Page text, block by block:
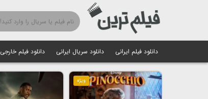
دانلود فیلم ایرانی دانلود سریال ایرانی دانلود فیلم خارجی
ویژه